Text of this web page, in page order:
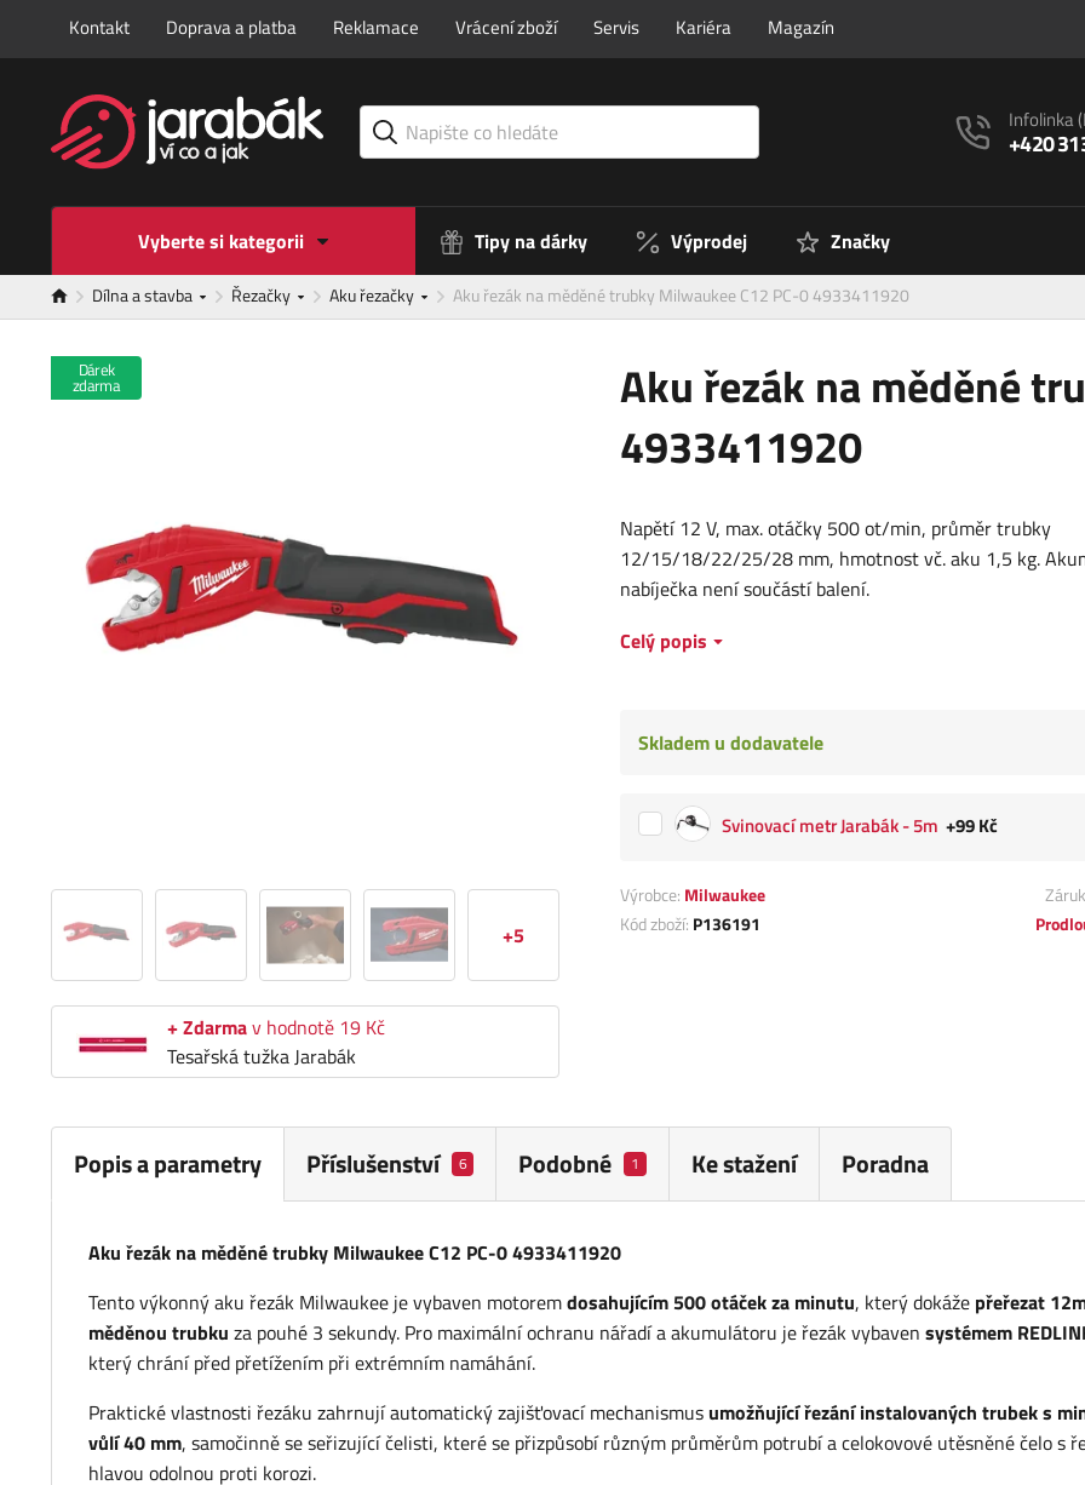
Kontakt Doprava a platba Reklamace Vrácení zboží Servis Kariéra Magazín
Infolinka
+420
Vyberte si kategorii Tipy na dárky Výprodej Značky
Dílna a stavba Řezačky Aku řezačky Aku řezák na měděné trubky Milwaukee C12 PC-0 4933411920
Aku řezák na měděné
4933411920
Dárek
zdarma
+5
+ Zdarmav hodnotě 19 Kč
Tesařská tužka Jarabák
Napětí 12 V, max. otáčky 500 ot/min, průměr trubky
12/15/18/22/25/28 mm, hmotnost vč. aku 1,5 kg.
nabíječka není součástí balení.
Celý popis
Skladem u dodavatele
Svinovací metr Jarabák - 5m +99 Kč
Výrobce: Milwaukee
Kód zboží: P136191
Popis a parametry Příslušenství 6 Podobné 1 Ke stažení Poradna
Aku řezák na měděné trubky Milwaukee C12 PC-0 4933411920
Tento výkonný aku řezák Milwaukee je vybaven motoremdosahujícím 500 otáček za minutu, který dokáže přeřezat
měděnou trubku za pouhé 3 sekundy. Pro maximální ochranu nářadí a akumulátoru je řezák vybaven systémem
který chrání před přetížením při extrémním namáhání.
Praktické vlastnosti řezáku zahrnují automatický zajišťovací mechanismus umožňující řezání instalovaných trubek s
vůlí 40 mm, samočinně se seřizující čelisti, které se přizpůsobí různým průměrům potrubí a celokovové utěsněné čelo s
hlavou odolnou proti korozi.